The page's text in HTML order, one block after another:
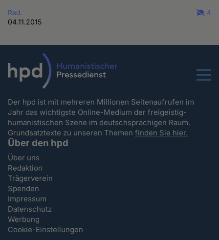
Red.
04.11.2015
4
Menu
Der hpd ist mit mehreren Millionen Seitenaufrufen im
Jahr das wichtigste Online-Medium der freigeistig-
humanistischen Szene im deutschsprachigen Raum.
Grundsatztexte zu unseren Themenfinden Sie hier.
Über den hpd
Über uns
Redaktion
Trägerverein
Spenden
Impressum
Datenschutz
Werbung
Cookie-Einstellungen